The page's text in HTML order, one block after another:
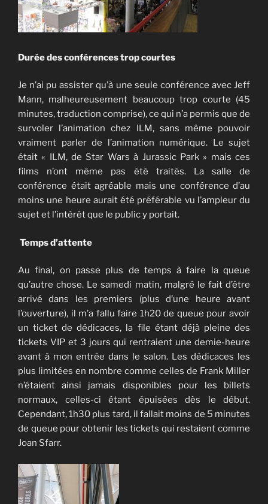
Durée des conférences trop courtes
Je n’ai pu assister qu’à une seule conférence avec Jeff
Mann, malheureusement beaucoup trop courte (45
minutes, traduction comprise), ce qui n’a permis que de
survoler l’animation chez ILM, sans même pouvoir
vraiment parler de l’animation numérique. Le sujet
était « ILM, de Star Wars à Jurassic Park » mais ces
films n’ont même pas été traités. La salle de
conférence était agréable mais une conférence d’au
moins une heure aurait été préférable vu l’ampleur du
sujet et l’intérêt que le public y portait.
Temps d’attente
Au final, on passe plus de temps à faire la queue
qu’autre chose. Le samedi matin, malgré le fait d’être
arrivé dans les premiers (plus d’une heure avant
l’ouverture), il m’a fallu faire 1h20 de queue pour avoir
un ticket de dédicaces, la file étant déjà pleine des
tickets VIP et 3 jours qui rentraient une demie-heure
avant à mon entrée dans le salon. Les dédicaces les
plus limitées en nombre comme celles de Frank Miller
n’étaient ainsi jamais disponibles pour les billets
normaux, celles-ci étant épuisées dès le début.
Cependant, 1h30 plus tard, il fallait moins de 5 minutes
de queue pour obtenir les tickets qui restaient comme
Joan Sfarr.